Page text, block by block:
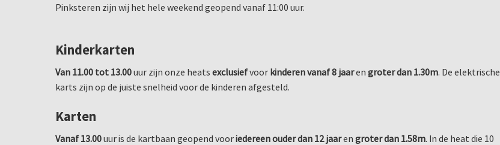
Pinksteren zijn wij het hele weekend geopend vanaf 11:00 uur.
Kinderkarten
Van 11.00 tot 13.00uur zijn onze heats exclusiefvoor kinderen vanaf 8 jaaren groter dan 1.30m. De elektrische
karts zijn op de juiste snelheid voor de kinderen afgesteld.
Karten
Vanaf 13.00uur is de kartbaan geopend vooriedereenouder dan 12 jaaren groter dan 1.58m. In de heat die 10